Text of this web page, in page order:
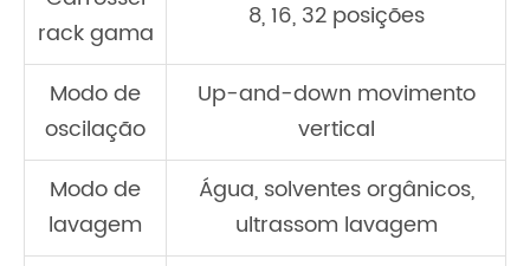
rack gama
8, 16, 32 posições
Modo de
oscilação
Up-and-down movimento
vertical
Modo de
lavagem
Água, solventes orgânicos,
ultrassom lavagem